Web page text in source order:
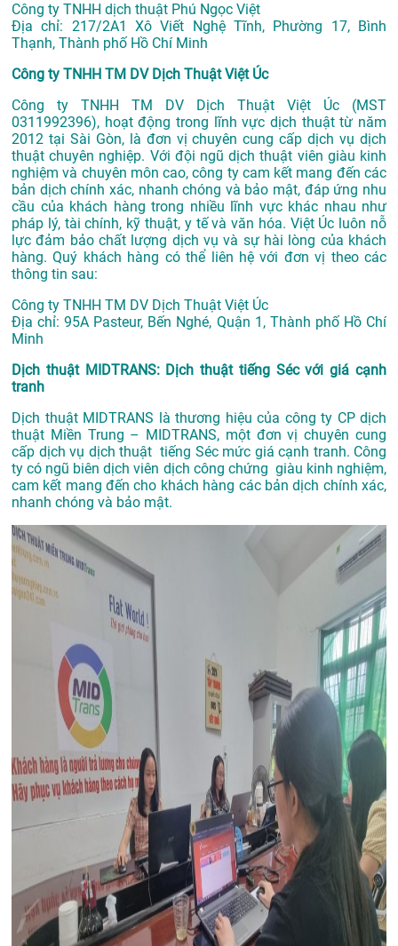
Công ty TNHH dịch thuật Phú Ngọc Việt
Địa chỉ: 217/2A1 Xô Viết Nghệ Tĩnh, Phường 17, Bình
Thạnh, Thành phố Hồ Chí Minh
Công ty TNHH TM DV Dịch Thuật Việt Úc
Công ty TNHH TM DV Dịch Thuật Việt Úc (MST
0311992396), hoạt động trong lĩnh vực dịch thuật từ năm
2012 tại Sài Gòn, là đơn vị chuyên cung cấp dịch vụ dịch
thuật chuyên nghiệp. Với đội ngũ dịch thuật viên giàu kinh
nghiệm và chuyên môn cao, công ty cam kết mang đến các
bản dịch chính xác, nhanh chóng và bảo mật, đáp ứng nhu
cầu của khách hàng trong nhiều lĩnh vực khác nhau như
pháp lý, tài chính, kỹ thuật, y tế và văn hóa. Việt Úc luôn nỗ
lực đảm bảo chất lượng dịch vụ và sự hài lòng của khách
hàng. Quý khách hàng có thể liên hệ với đơn vị theo các
thông tin sau:
Công ty TNHH TM DV Dịch Thuật Việt Úc
Địa chỉ: 95A Pasteur, Bến Nghé, Quận 1, Thành phố Hồ Chí
Minh
Dịch thuật MIDTRANS: Dịch thuật tiếng Séc với giá cạnh
tranh
Dịch thuật MIDTRANS là thương hiệu của công ty CP dịch
thuật Miền Trung – MIDTRANS, một đơn vị chuyên cung
cấp dịch vụ dịch thuật tiếng Séc mức giá cạnh tranh. Công
ty có ngũ biên dịch viên dịch công chứng giàu kinh nghiệm,
cam kết mang đến cho khách hàng các bản dịch chính xác,
nhanh chóng và bảo mật.